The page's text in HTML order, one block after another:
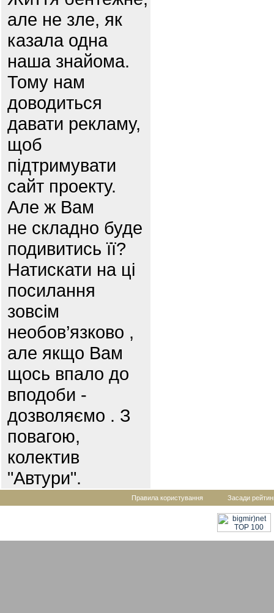
але не зле, як
казала одна
наша знайома.
Тому нам
доводиться
давати рекламу,
щоб
підтримувати
сайт проекту.
Але ж Вам
не складно буде
подивитись її?
Натискати на ці
посилання
зовсім
необов’язково ,
але якщо Вам
щось впало до
вподоби -
дозволяємо . З
повагою,
колектив
"Автури".
Правила користування Засади